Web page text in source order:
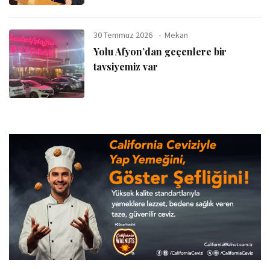
30 Temmuz 2026 Mekan
Yolu Afyon’dan geçenlere bir
tavsiyemiz var